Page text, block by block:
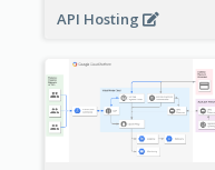
API Hosting